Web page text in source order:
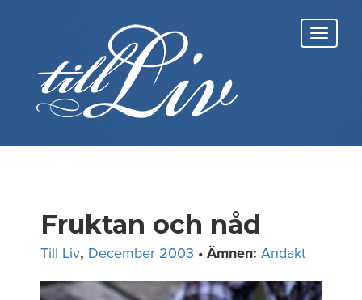
Fruktan och nåd
Till Liv, December 2003 • Ämnen: Andakt